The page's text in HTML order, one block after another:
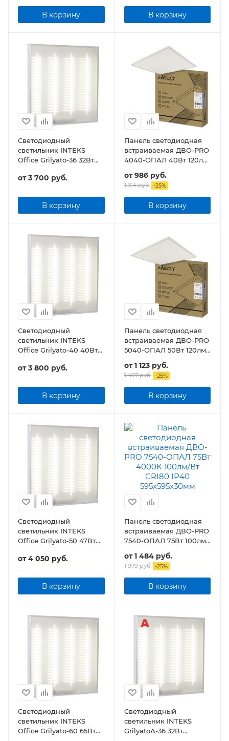
В корзину В корзину
Светодиодный
светильник INTEKS
Office Grilyato-36 32Вт
от3 700 руб.
В корзину
Панель светодиодная
встраиваемая ДВО-PRO
4040-ОПАЛ 40Вт 120лм/
595х595х30мм
от986 руб.
1 314 руб. -25%
В корзину
Светодиодный
светильник INTEKS
Office Grilyato-40 40Вт
от3 800 руб.
В корзину
Панель светодиодная
встраиваемая ДВО-PRO
5040-ОПАЛ 50Вт 120лм/
595х595х30мм
от1 123 руб.
1 497 руб. -25%
В корзину
Светодиодный
светильник INTEKS
Office Grilyato-50 47Вт
от4 050 руб.
В корзину
Панель светодиодная
встраиваемая ДВО-PRO
7540-ОПАЛ 75Вт 100лм/
595х595х30мм
от1 484 руб.
1 979 руб. -25%
В корзину
Светодиодный
светильник INTEKS
Office Grilyato-60 65Вт
Светодиодный
светильник INTEKS
GrilyatoА-36 32Вт